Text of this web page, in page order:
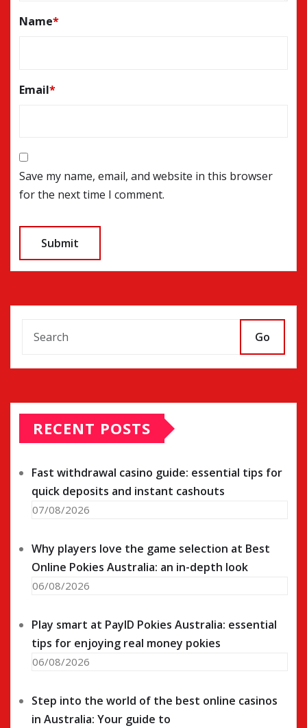
Name*
Email*
Save my name, email, and website in this browser
for the next time I comment.
Go
RECENT POSTS
Fast withdrawal casino guide: essential tips for
quick deposits and instant cashouts
07/08/2026
Why players love the game selection at Best
Online Pokies Australia: an in-depth look
06/08/2026
Play smart at PayID Pokies Australia: essential
tips for enjoying real money pokies
06/08/2026
Step into the world of the best online casinos
in Australia: Your guide to